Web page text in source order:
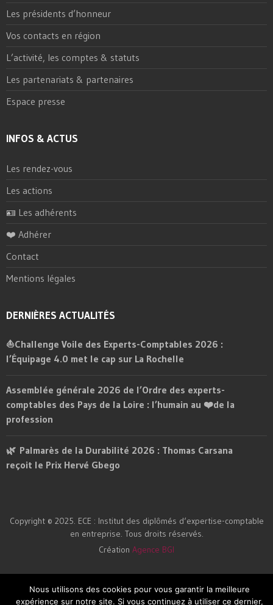
Les présidents d’honneur
Vos contacts en région
L’activité, les comptes & statuts
Les partenariats & partenaires
Espace presse
INFOS & ACTUS
Les rendez-vous
Les actions
🪪 Les adhérents
❤️ Adhérer
Contact
Mentions légales
DERNIÈRES ACTUALITÉS
⛵Challenge Voile des Experts-Comptables 2026 :
l’Équipage 4.0 met le cap sur La Rochelle
Assemblée générale 2026 de l’Ordre des experts-
comptables des Pays de la Loire : l’humain au ❤️de la
profession
🌿 Palmarès de la Durabilité 2026 : Thomas Carsana
reçoit le Prix Hervé Gbego
Copyright © 2025. ECE : Institut des diplômés d‘expertise-comptable
en entreprise. Tous droits réservés.
Création Agence BGI
Nous utilisons des cookies pour vous garantir la meilleure
expérience sur notre site. Si vous continuez à utiliser ce dernier,